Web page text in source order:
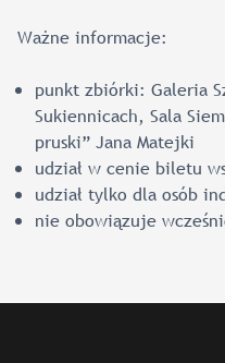
Ważne informacje:
punkt zbiórki: Galeria
Sukiennicach, Sala
pruski” Jana Matejki
udział w cenie biletu
udział tylko dla osób
nie obowiązuje